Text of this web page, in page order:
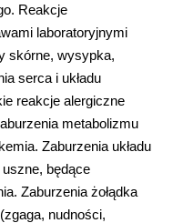
Reakcje
laboratoryjnymi
skórne, wysypka,
serca i układu
reakcje alergiczne
metabolizmu
Zaburzenia układu
będące
Zaburzenia żołądka
nudności,